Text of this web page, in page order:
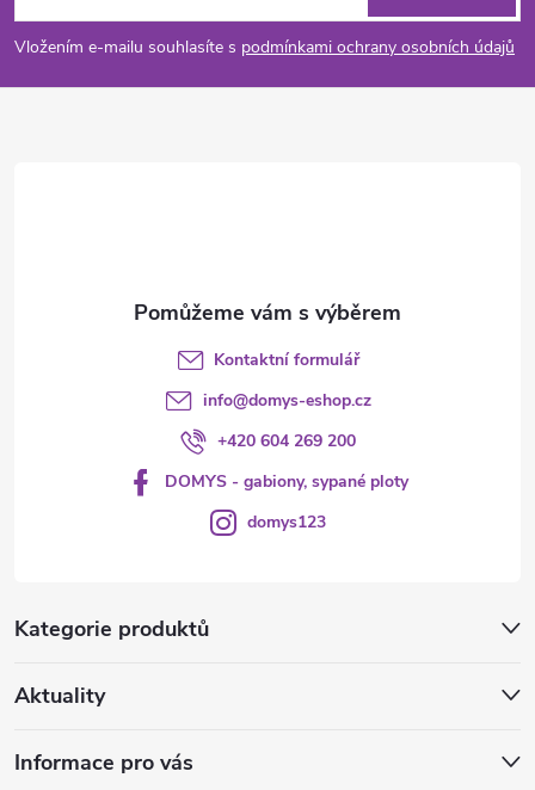
p
a
Vložením e-mailu souhlasíte s podmínkami ochrany osobních údajů
Kategorie produktů
Aktuality
Informace pro vás
Kontaktní formulář
info@domys-eshop.cz
+420 604 269 200
DOMYS - gabiony, sypané ploty
domys123